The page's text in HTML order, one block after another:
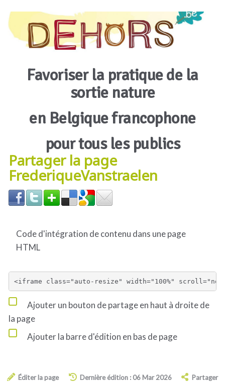
Favoriser la pratique de la
sortie nature
en Belgique francophone
pour tous les publics
Partager la page
FrederiqueVanstraelen
Code d'intégration de contenu dans une page
HTML
Ajouter un bouton de partage en haut à droite de
la page
Ajouter la barre d'édition en bas de page
Éditer la page Dernière édition : 06 Mar 2026 Partager